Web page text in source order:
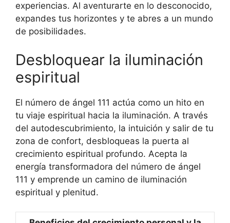
experiencias. Al aventurarte en lo desconocido,
expandes tus horizontes y te abres a un mundo
de posibilidades.
Desbloquear la iluminación
espiritual
El número de ángel 111 actúa como un hito en
tu viaje espiritual hacia la iluminación. A través
del autodescubrimiento, la intuición y salir de tu
zona de confort, desbloqueas la puerta al
crecimiento espiritual profundo. Acepta la
energía transformadora del número de ángel
111 y emprende un camino de iluminación
espiritual y plenitud.